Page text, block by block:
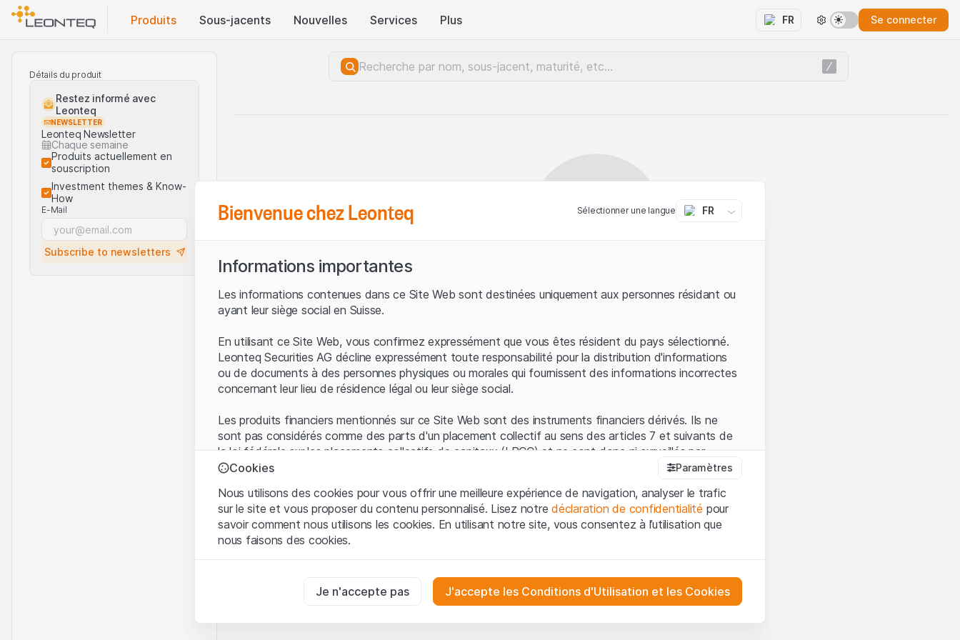
Produits Sous-jacents Nouvelles Services Plus FR Se connecter
Détails du produit
Restez informé avec
Leonteq
NEWSLETTER
Leonteq Newsletter
Chaque semaine
Produits actuellement en
souscription
Investment themes & Know-
How
E-Mail
Subscribe to newsletters
Bienvenue chez Leonteq Sélectionner une langue FR
Informations importantes
Les informations contenues dans ce Site Web sont destinées uniquement aux personnes résidant ou
ayant leur siège social en Suisse.
En utilisant ce Site Web, vous confirmez expressément que vous êtes résident du pays sélectionné.
Leonteq Securities AG décline expressément toute responsabilité pour la distribution d'informations
ou de documents à des personnes physiques ou morales qui fournissent des informations incorrectes
concernant leur lieu de résidence légal ou leur siège social.
Les produits financiers mentionnés sur ce Site Web sont des instruments financiers dérivés. Ils ne
sont pas considérés comme des parts d'un placement collectif au sens des articles 7 et suivants de
la loi fédérale sur les placements collectifs de capitaux (LPCC) et ne sont donc ni surveillés par
l'Autorité fédérale de surveillance des marchés financiers (FINMA) ni enregistrés auprès de la FINMA.
Conditions d'utilisation et informations juridiques
En utilisant le Site Web de Leonteq Securities AG (ci-après "Site Web"), vous confirmez que vous
avez compris et que vous acceptez les informations juridiques, les notes importantes et les
Tous les droits de propriété intellectuelle (par exemple, les droits d'auteur, de conception et de
Cookies Paramètres
Nous utilisons des cookies pour vous offrir une meilleure expérience de navigation, analyser le trafic
sur le site et vous proposer du contenu personnalisé. Lisez notredéclaration de confidentialité pour
savoir comment nous utilisons les cookies. En utilisant notre site, vous consentez à l’utilisation que
nous faisons des cookies.
Ces cookies sont nécessaires au bon fonctionnement du site Internet et ne peuvent pas être désactivés.
Je n'accepte pas J'accepte les Conditions d'Utilisation et les Cookies